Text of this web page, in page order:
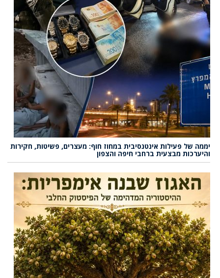
יממה של פעילות אינטנסיבית במחוז חוף: מעצרים, פשיטות, חקירות
והיערכות מבצעית ברחבי חיפה והצפון